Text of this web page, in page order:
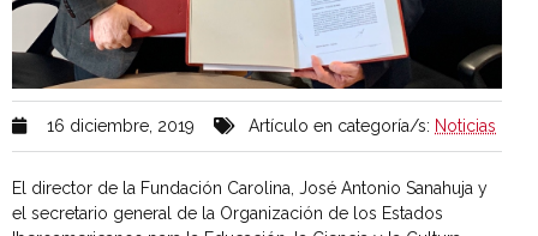
16 diciembre, 2019 Artículo en categoría/s: Noticias
El director de la Fundación Carolina, José Antonio Sanahuja y
el secretario general de la Organización de los Estados